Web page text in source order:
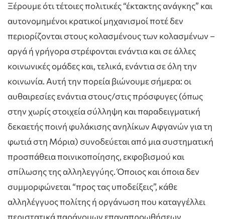
Ξέρουμε ότι τέτοιες πολιτικές “έκτακτης ανάγκης” και
αυτονομημένοι κρατικοί μηχανισμοί ποτέ δεν
περιορίζονται στους κολασμένους των κολασμένων –
αργά ή γρήγορα στρέφονται ενάντια και σε άλλες
κοινωνικές ομάδες και, τελικά, ενάντια σε όλη την
κοινωνία. Αυτή την πορεία βιώνουμε σήμερα: οι
αυθαιρεσίες ενάντια στους/στις πρόσφυγες (όπως
στην χωρίς στοιχεία σύλληψη και παραδειγματική
δεκαετής ποινή φυλάκισης ανηλίκων Αφγανών για τη
φωτιά στη Μόρια) συνοδεύεται από μια συστηματική
προσπάθεια ποινικοποίησης, εκφοβισμού και
σπίλωσης της αλληλεγγύης. Όποιος και όποια δεν
συμμορφώνεται “προς τας υποδείξεις”, κάθε
αλληλέγγυος πολίτης ή οργάνωση που καταγγέλλει
περιστατικά παράνομων επαναπροωθήσεων